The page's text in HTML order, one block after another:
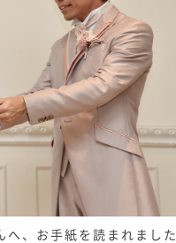
へ、お手紙を読まれました